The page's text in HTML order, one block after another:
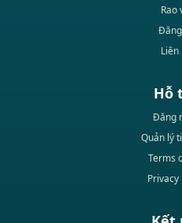
Rao
Liên
Hỗ
Đăng
Quản lý
Terms
Privacy